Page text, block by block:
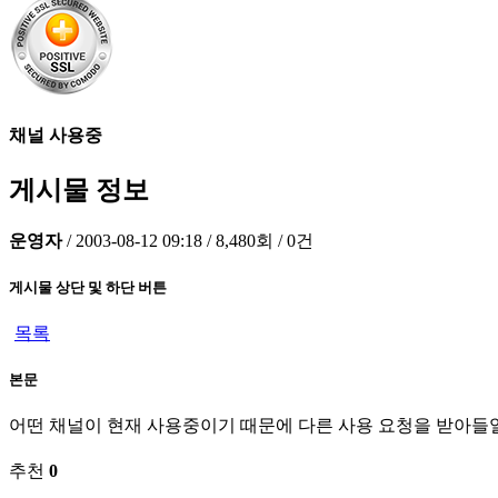
채널 사용중
게시물 정보
운영자 / 2003-08-12 09:18 / 8,480회 / 0건
게시물 상단 및 하단 버튼
목록
본문
어떤 채널이 현재 사용중이기 때문에 다른 사용 요청을 받아들
추천 0